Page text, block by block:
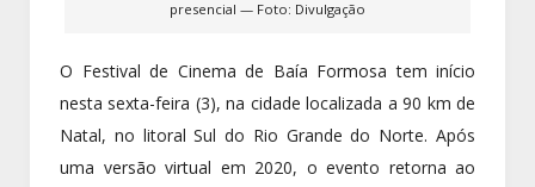
presencial — Foto: Divulgação
O Festival de Cinema de Baía Formosa tem início
nesta sexta-feira (3), na cidade localizada a 90 km de
Natal, no litoral Sul do Rio Grande do Norte. Após
uma versão virtual em 2020, o evento retorna ao